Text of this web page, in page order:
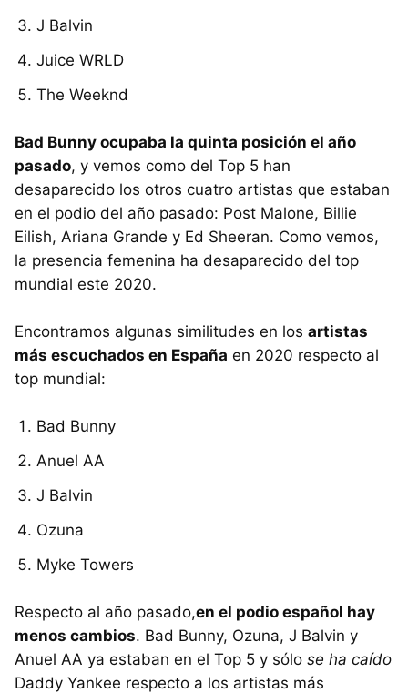
J Balvin
Juice WRLD
The Weeknd
Bad Bunny ocupaba la quinta posición el año
pasado, y vemos como del Top 5 han
desaparecido los otros cuatro artistas que estaban
en el podio del año pasado: Post Malone, Billie
Eilish, Ariana Grande y Ed Sheeran. Como vemos,
la presencia femenina ha desaparecido del top
mundial este 2020.
Encontramos algunas similitudes en los artistas
más escuchados en España en 2020 respecto al
top mundial:
Bad Bunny
Anuel AA
J Balvin
Ozuna
Myke Towers
Respecto al año pasado,en el podio español hay
menos cambios. Bad Bunny, Ozuna, J Balvin y
Anuel AA ya estaban en el Top 5 y sólo se ha caído
Daddy Yankee respecto a los artistas más